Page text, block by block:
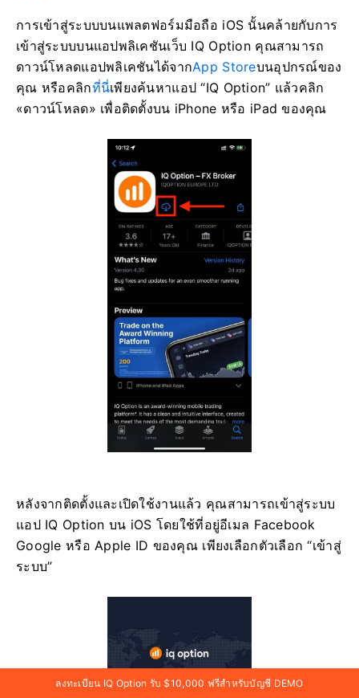
การเข้าสู่ระบบบนแพลตฟอร์มมือถือ iOS นั้นคล้ายกับการ
เข้าสู่ระบบบนแอปพลิเคชันเว็บ IQ Option คุณสามารถ
ดาวน์โหลดแอปพลิเคชันได้จากApp Storeบนอุปกรณ์ของ
คุณ หรือคลิกที่นี่เพียงค้นหาแอป “IQ Option” แล้วคลิก
«ดาวน์โหลด» เพื่อติดตั้งบน iPhone หรือ iPad ของคุณ
หลังจากติดตั้งและเปิดใช้งานแล้ว คุณสามารถเข้าสู่ระบบ
แอป IQ Option บน iOS โดยใช้ที่อยู่อีเมล Facebook
Google หรือ Apple ID ของคุณ เพียงเลือกตัวเลือก “เข้าสู่
ระบบ”
ลงทะเบียน IQ Option รับ $10,000 ฟรีสำหรับบัญชี DEMO